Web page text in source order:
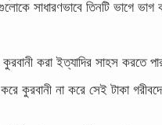
সাধারণভাবে তিনটি ভাগে ভাগ
করা ইত্যাদির সাহস করতে
কুরবানী না করে সেই টাকা